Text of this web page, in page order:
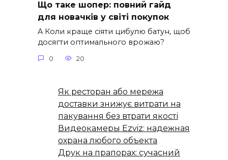
Що таке шопер: повний гайд
для новачків у світі покупок
A Коли краще сіяти цибулю батун, щоб
досягти оптимального врожаю?
0 20
Як ресторан або мережа
доставки знижує витрати на
пакування без втрати якості
Видеокамеры Ezviz: надежная
охрана любого объекта
Друк на прапорах: сучасний